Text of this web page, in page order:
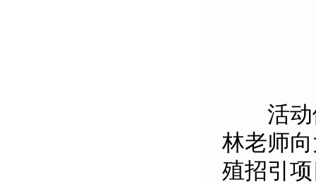
活动伊
林老师
殖招引